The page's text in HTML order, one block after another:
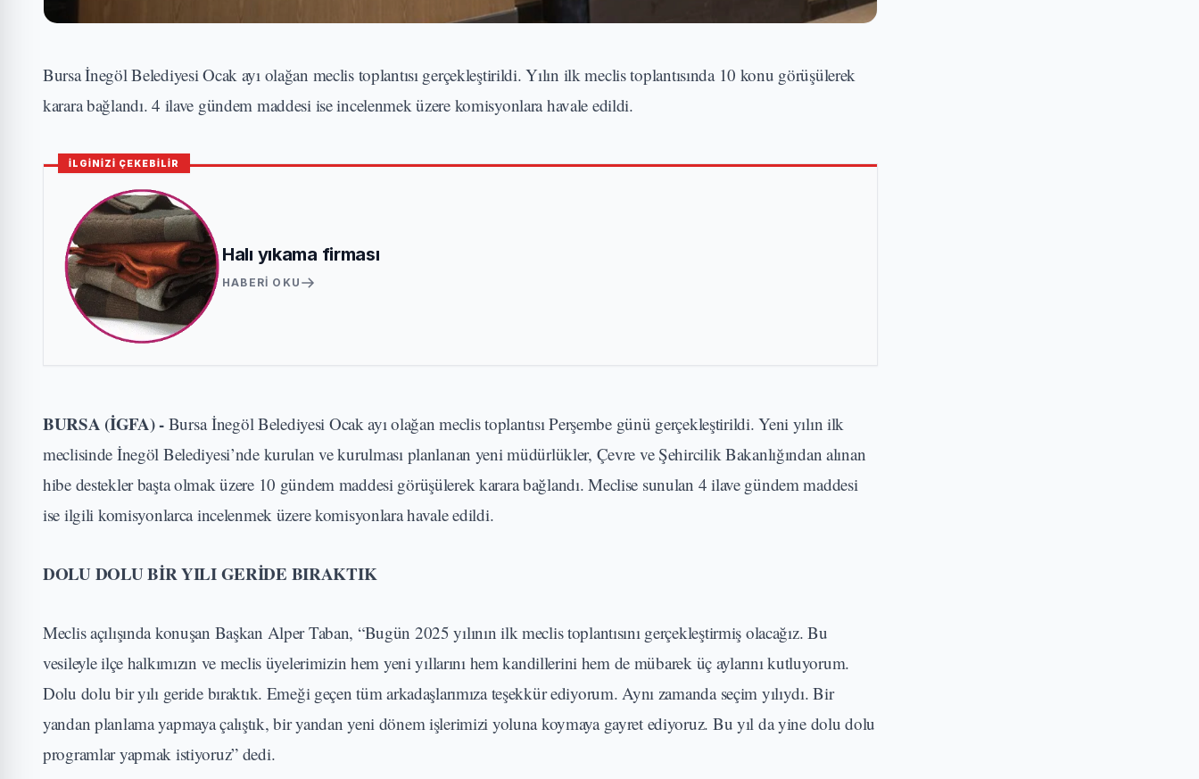
Bursa İnegöl Belediyesi Ocak ayı olağan meclis toplantısı gerçekleştirildi. Yılın ilk meclis toplantısında 10 konu görüşülerek
karara bağlandı. 4 ilave gündem maddesi ise incelenmek üzere komisyonlara havale edildi.
İLGİNİZİ ÇEKEBİLİR
Halı yıkama firması
HABERI OKU
BURSA (İGFA) - Bursa İnegöl Belediyesi Ocak ayı olağan meclis toplantısı Perşembe günü gerçekleştirildi. Yeni yılın ilk
meclisinde İnegöl Belediyesi’nde kurulan ve kurulması planlanan yeni müdürlükler, Çevre ve Şehircilik Bakanlığından alınan
hibe destekler başta olmak üzere 10 gündem maddesi görüşülerek karara bağlandı. Meclise sunulan 4 ilave gündem maddesi
ise ilgili komisyonlarca incelenmek üzere komisyonlara havale edildi.
DOLU DOLU BİR YILI GERİDE BIRAKTIK
Meclis açılışında konuşan Başkan Alper Taban, “Bugün 2025 yılının ilk meclis toplantısını gerçekleştirmiş olacağız. Bu
vesileyle ilçe halkımızın ve meclis üyelerimizin hem yeni yıllarını hem kandillerini hem de mübarek üç aylarını kutluyorum.
Dolu dolu bir yılı geride bıraktık. Emeği geçen tüm arkadaşlarımıza teşekkür ediyorum. Aynı zamanda seçim yılıydı. Bir
yandan planlama yapmaya çalıştık, bir yandan yeni dönem işlerimizi yoluna koymaya gayret ediyoruz. Bu yıl da yine dolu dolu
programlar yapmak istiyoruz” dedi.